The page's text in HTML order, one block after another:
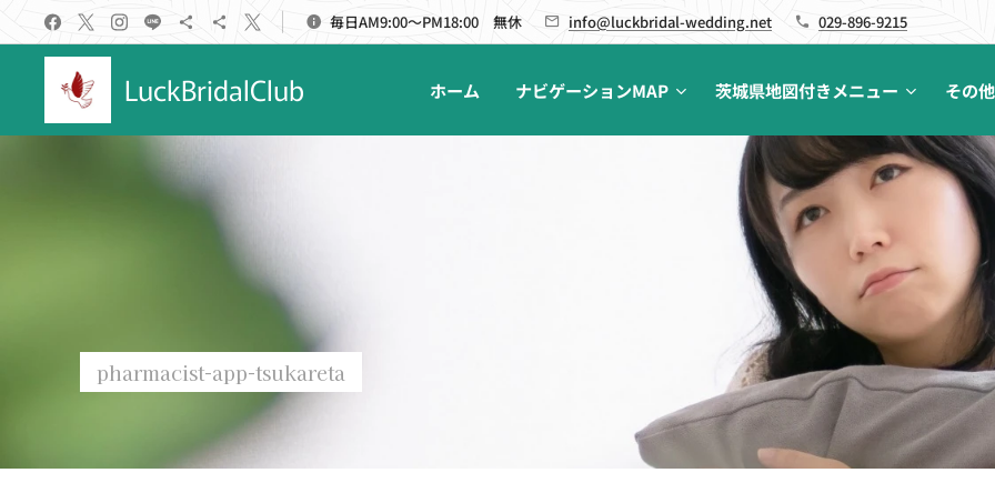
毎日AM9:00～PM18:00 無休 info@luckbridal-wedding.net 029-896-9215
LuckBridalClub ホーム ナビゲーションMAP 茨城県地図付きメニュー その他
pharmacist-app-tsukareta